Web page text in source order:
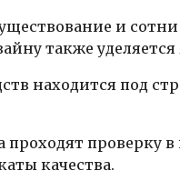
и
также
находится под
проходят
качества.